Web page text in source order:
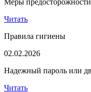
Меры
Читать
Правила гигиены
02.02.2026
Надежный пароль или
Читать